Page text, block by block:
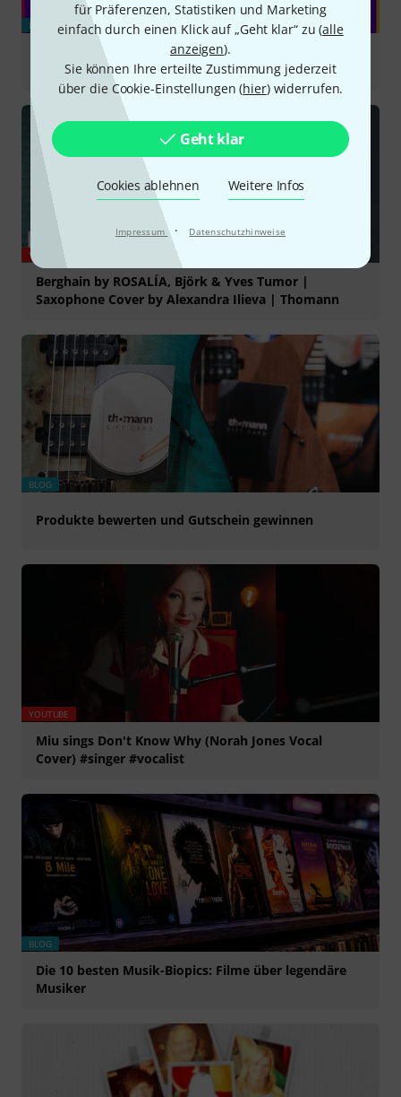
für Präferenzen, Statistiken und Marketing
einfach durch einen Klick auf „Geht klar“ zu (alle
anzeigen).
Sie können Ihre erteilte Zustimmung jederzeit
über die Cookie-Einstellungen (hier) widerrufen.
Geht klar
Cookies ablehnen Weitere Infos
Impressum · Datenschutzhinweise
BLOG
New Gear August - unsere Auswahl an
Musikequipment
YOUTUBE
Berghain by ROSALÍA, Björk & Yves Tumor |
Saxophone Cover by Alexandra Ilieva | Thomann
BLOG
Produkte bewerten und Gutschein gewinnen
YOUTUBE
Miu sings Don't Know Why (Norah Jones Vocal
Cover) #singer #vocalist
BLOG
Die 10 besten Musik-Biopics: Filme über legendäre
Musiker